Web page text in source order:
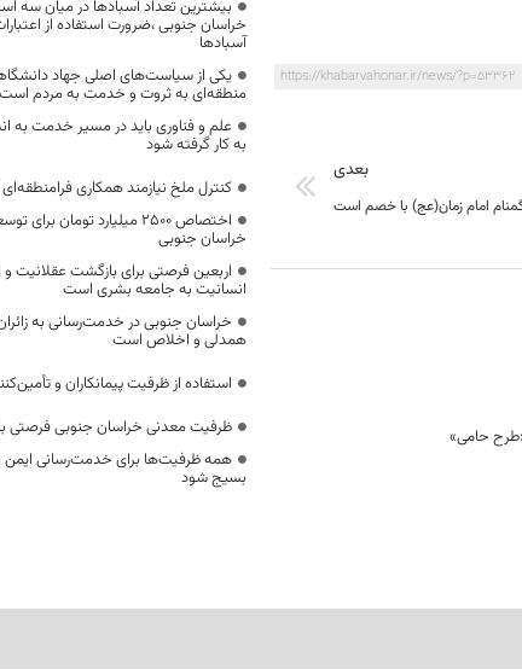
https://khabarvahonar.ir/news/?p=53362
بعدی
گمنام امام زمان(عج) با خصم است
بیشترین تعداد آسبادها در میان سه
خراسان جنوبی ،ضرورت استفاده از
آسبادها
یکی از سیاست‌های اصلی جهاد
منطقه‌ای به ثروت و خدمت به مردم است
علم و فناوری باید در مسیر خدمت به
به کار گرفته شود
کنترل ملخ نیازمند همکاری
اختصاص 2500 میلیارد تومان
خراسان جنوبی
اربعین فرصتی برای بازگشت
انسانیت به جامعه بشری است
خراسان جنوبی در خدمت‌رسانی به
همدلی و اخلاص است
استفاده از ظرفیت پیمانکاران و
ظرفیت معدنی خراسان جنوبی فرصتی
همه ظرفیت‌ها برای خدمت‌رسانی ایمن
بسیج شود